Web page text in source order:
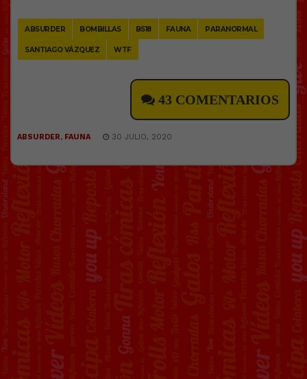
ABSURDER BOMBILLAS BS18 FAUNA PARANORMAL
SANTIAGO VÁZQUEZ WTF
43 COMENTARIOS
ABSURDER, FAUNA 30 JULIO, 2020